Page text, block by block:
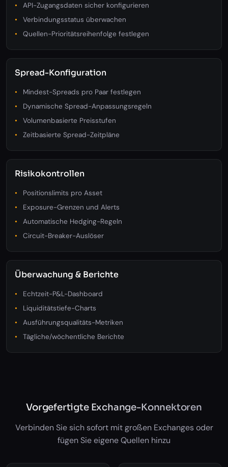
API-Zugangsdaten sicher konfigurieren
Verbindungsstatus überwachen
Quellen-Prioritätsreihenfolge festlegen
Spread-Konfiguration
Mindest-Spreads pro Paar festlegen
Dynamische Spread-Anpassungsregeln
Volumenbasierte Preisstufen
Zeitbasierte Spread-Zeitpläne
Risikokontrollen
Positionslimits pro Asset
Exposure-Grenzen und Alerts
Automatische Hedging-Regeln
Circuit-Breaker-Auslöser
Überwachung & Berichte
Echtzeit-P&L-Dashboard
Liquiditätstiefe-Charts
Ausführungsqualitäts-Metriken
Tägliche/wöchentliche Berichte
Vorgefertigte Exchange-Konnektoren
Verbinden Sie sich sofort mit großen Exchanges oder
fügen Sie eigene Quellen hinzu